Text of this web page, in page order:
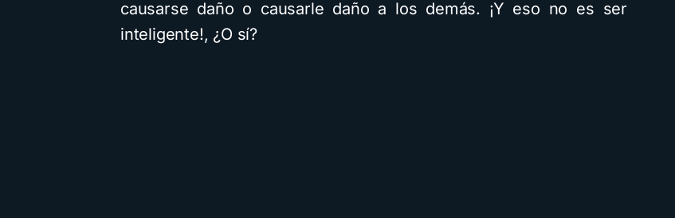
causarse daño o causarle daño a los demás. ¡Y eso no es ser
inteligente!, ¿O sí?